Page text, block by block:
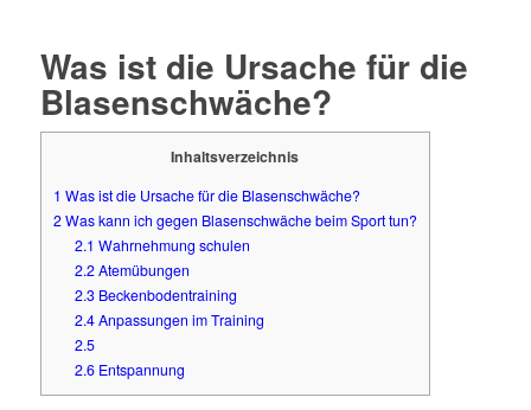
Was ist die Ursache für die
Blasenschwäche?
Inhaltsverzeichnis
1 Was ist die Ursache für die Blasenschwäche?
2Was kann ich gegen Blasenschwäche beim Sport tun?
2.1 Wahrnehmung schulen
2.2Atemübungen
2.3 Beckenbodentraining
2.4Anpassungen im Training
2.5
2.6 Entspannung